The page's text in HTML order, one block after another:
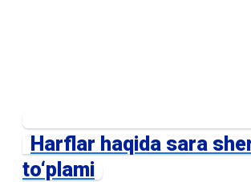
Harflar haqida sara
to‘plami